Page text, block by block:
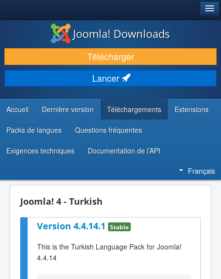
TÉLÉCHARGER & ÉTENDRE
DÉCOUVRIR & APPRENDRE
COMMUNAUTÉ & SUPPORT
RESSOURCES DÉVELOPPEURS
Joomla! Downloads
Télécharger
Lancer
Accueil Dernière version Téléchargements Extensions
Packs de langues Questions fréquentes
Exigences techniques Documentation de l’API
Français
Joomla! 4 - Turkish
Version 4.4.14.1 Stable
This is the Turkish Language Pack for Joomla!
4.4.14